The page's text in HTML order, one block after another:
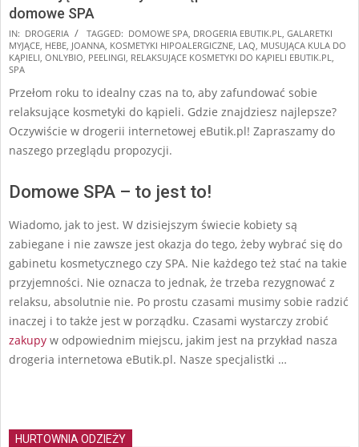
domowe SPA
2024-
11-
10
IN: DROGERIA TAGGED: DOMOWE SPA, DROGERIA EBUTIK.PL, GALARETKI
MYJĄCE, HEBE, JOANNA, KOSMETYKI HIPOALERGICZNE, LAQ, MUSUJĄCA KULA DO
KĄPIELI, ONLYBIO, PEELINGI, RELAKSUJĄCE KOSMETYKI DO KĄPIELI EBUTIK.PL,
SPA
Przełom roku to idealny czas na to, aby zafundować sobie
relaksujące kosmetyki do kąpieli. Gdzie znajdziesz najlepsze?
Oczywiście w drogerii internetowej eButik.pl! Zapraszamy do
naszego przeglądu propozycji.
Domowe SPA – to jest to!
Wiadomo, jak to jest. W dzisiejszym świecie kobiety są
zabiegane i nie zawsze jest okazja do tego, żeby wybrać się do
gabinetu kosmetycznego czy SPA. Nie każdego też stać na takie
przyjemności. Nie oznacza to jednak, że trzeba rezygnować z
relaksu, absolutnie nie. Po prostu czasami musimy sobie radzić
inaczej i to także jest w porządku. Czasami wystarczy zrobić
zakupy w odpowiednim miejscu, jakim jest na przykład nasza
drogeria internetowa eButik.pl. Nasze specjalistki …
HURTOWNIA ODZIEŻY